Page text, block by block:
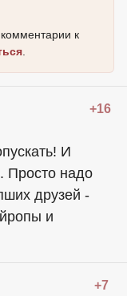
к
+16
И
Просто надо
друзей -
и
+7